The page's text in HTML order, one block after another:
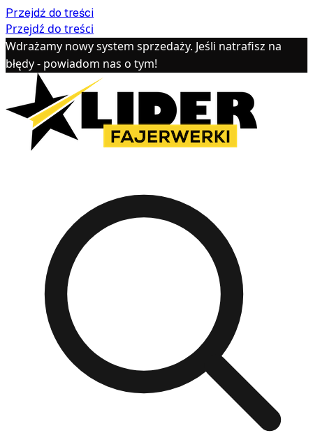
Przejdź do treści
Przejdź do treści
Wdrażamy nowy system sprzedaży. Jeśli natrafisz na
błędy - powiadom nas o tym!